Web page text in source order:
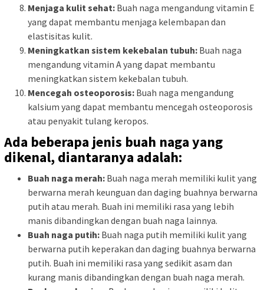
Menjaga kulit sehat: Buah naga mengandung vitamin E
yang dapat membantu menjaga kelembapan dan
elastisitas kulit.
Meningkatkan sistem kekebalan tubuh: Buah naga
mengandung vitamin A yang dapat membantu
meningkatkan sistem kekebalan tubuh.
Mencegah osteoporosis: Buah naga mengandung
kalsium yang dapat membantu mencegah osteoporosis
atau penyakit tulang keropos.
Ada beberapa jenis buah naga yang
dikenal, diantaranya adalah:
Buah naga merah: Buah naga merah memiliki kulit yang
berwarna merah keunguan dan daging buahnya berwarna
putih atau merah. Buah ini memiliki rasa yang lebih
manis dibandingkan dengan buah naga lainnya.
Buah naga putih: Buah naga putih memiliki kulit yang
berwarna putih keperakan dan daging buahnya berwarna
putih. Buah ini memiliki rasa yang sedikit asam dan
kurang manis dibandingkan dengan buah naga merah.